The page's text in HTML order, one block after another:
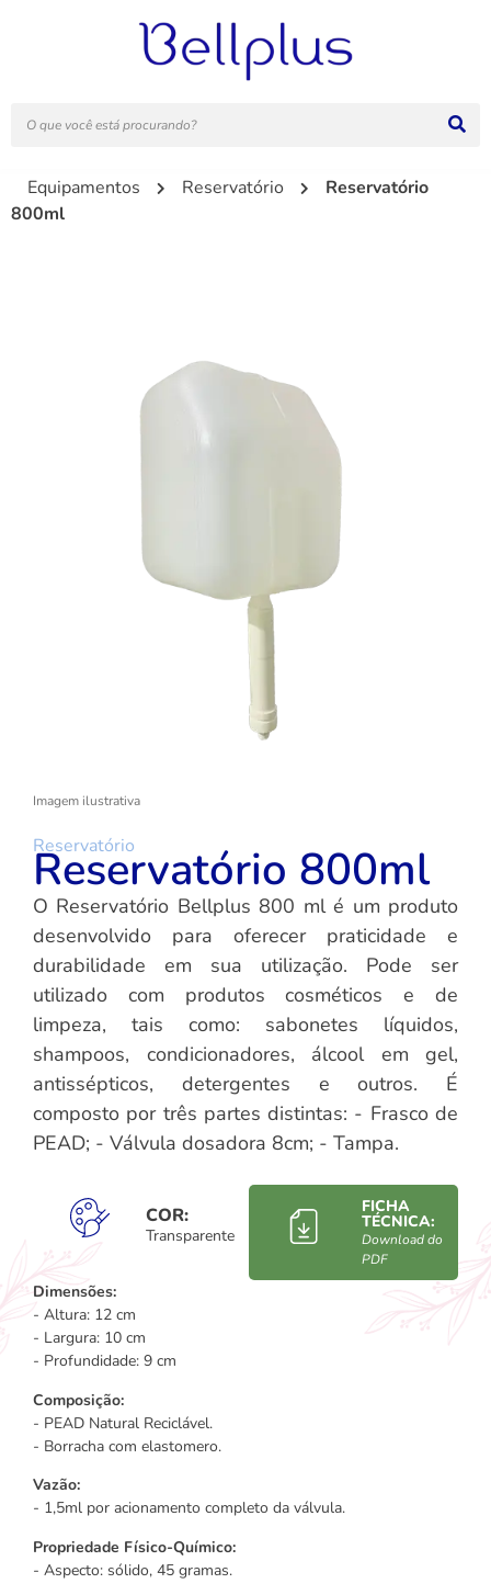
Equipamentos Reservatório
Reservatório
800ml
Imagem ilustrativa
Reservatório
Reservatório 800ml
O Reservatório Bellplus 800 ml é um produto
desenvolvido para oferecer praticidade e
durabilidade em sua utilização. Pode ser
utilizado com produtos cosméticos e de
limpeza, tais como: sabonetes líquidos,
shampoos, condicionadores, álcool em gel,
antissépticos, detergentes e outros. É
composto por três partes distintas: - Frasco de
PEAD; - Válvula dosadora 8cm; - Tampa.
COR:
Transparente
FICHA
TÉCNICA:
Download do
PDF
Dimensões:
- Altura: 12 cm
- Largura: 10 cm
- Profundidade: 9 cm
Composição:
- PEAD Natural Reciclável.
- Borracha com elastomero.
Vazão:
- 1,5ml por acionamento completo da válvula.
Propriedade Físico-Químico:
- Aspecto: sólido, 45 gramas.